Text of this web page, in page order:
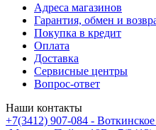
Адреса магазинов
Гарантия, обмен и
Покупка в кредит
Оплата
Доставка
Сервисные центры
Вопрос-ответ
Наши контакты
+7(3412) 907-084 -